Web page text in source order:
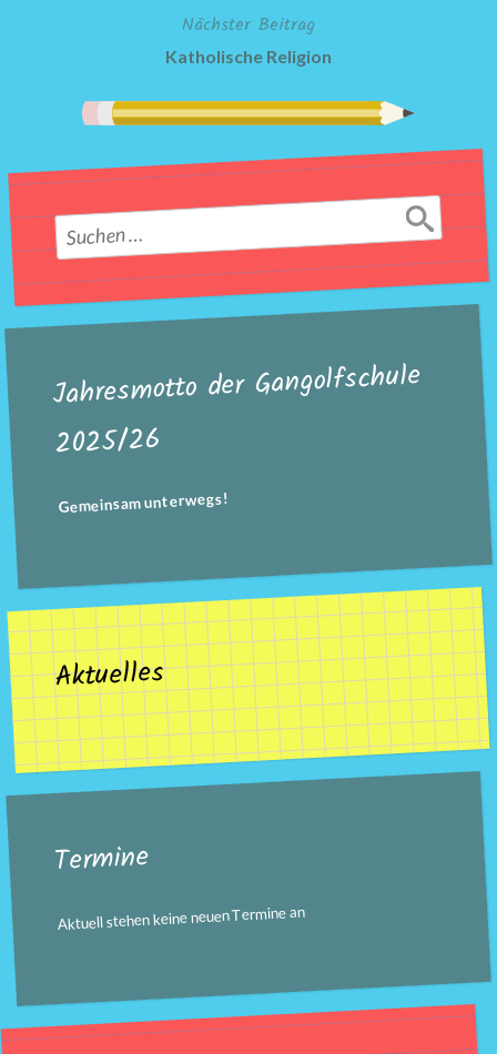
Nächster Beitrag
Katholische Religion
Suchen
nach:
Jahresmotto der Gangolfschule
2025/26
Gemeinsam unterwegs!
Aktuelles
Termine
Aktuell stehen keine neuen Termine an